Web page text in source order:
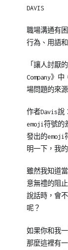
業
教
練
專
職
場
DAVIS
職場溝通有
行為、用語
「讓人討厭
Company》
場問題的來
作者Davis說
emoji符號的
發出的emoji
明一下，我
雖然我知道
意無禮的阻
說話時，會
呢？
如果你和我
那麼這裡有